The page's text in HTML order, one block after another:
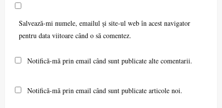
Salvează-mi numele, emailul și site-ul web în acest navigator
pentru data viitoare când o să comentez.
Notifică-mă prin email când sunt publicate alte comentarii.
Notifică-mă prin email când sunt publicate articole noi.